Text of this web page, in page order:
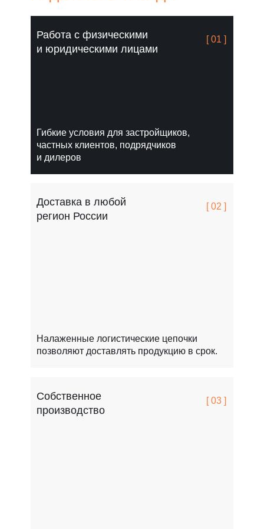
Гибкие условия для застройщиков,
частных клиентов, подрядчиков
и дилеров
Работа с физическими
и юридическими лицами
[ 01 ]
Собственное
производство
[ 03 ]
Налаженные логистические цепочки
позволяют доставлять продукцию в срок.
Доставка в любой
регион России
[ 02 ]